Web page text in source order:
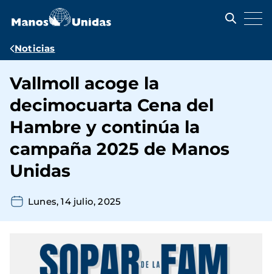
contenido
Ruta
navegación
Noticias
Vallmoll acoge la
decimocuarta Cena del
Hambre y continúa la
campaña 2025 de Manos
Unidas
Lunes, 14 julio, 2025